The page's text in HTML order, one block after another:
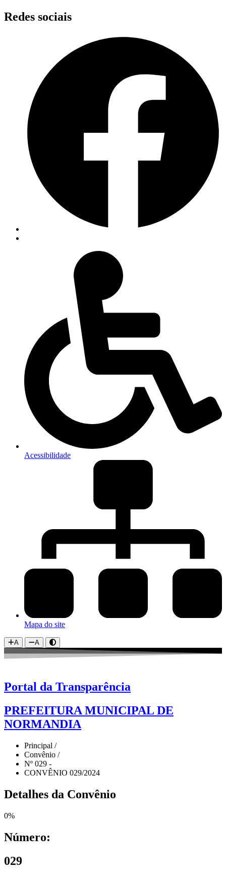
Skip
to
Redes sociais
Acessibilidade
Mapa do site
A A
Portal da Transparência
PREFEITURA MUNICIPAL DE
NORMANDIA
Principal /
Convênio /
Nº 029 -
CONVÊNIO 029/2024
Detalhes da Convênio
0%
Número:
029